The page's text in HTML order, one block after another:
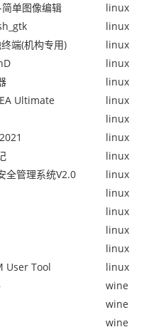
单图像编辑
linux
linux
端(机构专用)
linux
linux
linux
Ultimate
linux
linux
linux
linux
全管理系统V2.0
linux
linux
linux
linux
linux
User Tool
linux
wine
wine
wine